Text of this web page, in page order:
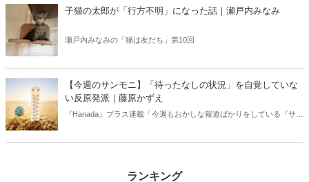
信じるか信じないかは、あなた次第！ 芸能ニュース
子猫の太郎が「行方不明」になった話｜瀬戸内みなみ
瀬戸内みなみの「猫は友だち」第10回
【今週のサンモニ】「待ったなしの状況」を自覚していな
い反原発派｜藤原かずえ
『Hanada』プラス連載「今週もおかしな報道ばかりをしている『サン
ランキング